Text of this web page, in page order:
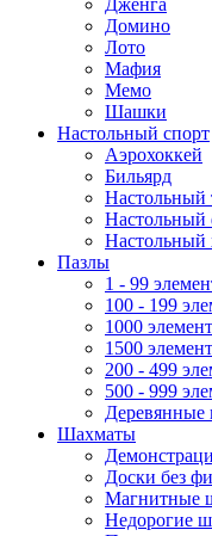
Дженга
Домино
Лото
Мафия
Мемо
Шашки
Настольный спорт
Аэрохоккей
Бильярд
Настольный
Настольный
Настольный
Пазлы
1 - 99
100 - 199
1000
1500
200 - 499
500 - 999
Деревянные
Шахматы
Доски без
Магнитные
Недорогие